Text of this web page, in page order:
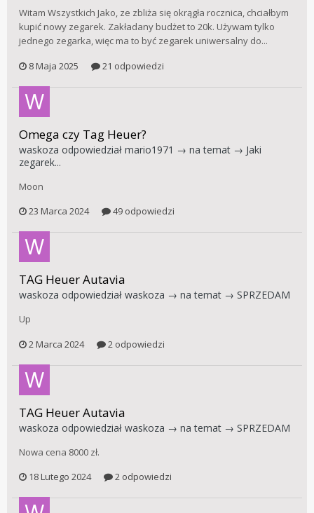
Witam Wszystkich Jako, ze zbliża się okrągła rocznica, chciałbym
kupić nowy zegarek. Zakładany budżet to 20k. Używam tylko
jednego zegarka, więc ma to być zegarek uniwersalny do...
8 Maja 2025
21 odpowiedzi
Omega czy Tag Heuer?
waskoza odpowiedział mario1971 → na temat → Jaki
zegarek...
Moon
23 Marca 2024
49 odpowiedzi
TAG Heuer Autavia
waskoza odpowiedział waskoza → na temat → SPRZEDAM
Up
2 Marca 2024
2 odpowiedzi
TAG Heuer Autavia
waskoza odpowiedział waskoza → na temat → SPRZEDAM
Nowa cena 8000 zł.
18 Lutego 2024
2 odpowiedzi